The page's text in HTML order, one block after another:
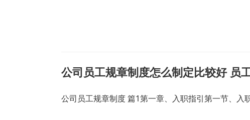
公司员工规章制度怎么制定比较好 员
公司员工规章制度 篇1第一章、入职指引第一节、